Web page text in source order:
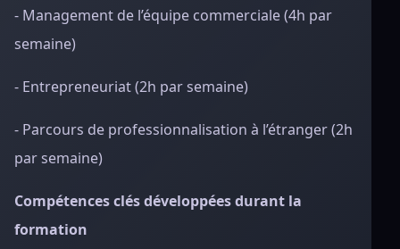
- Management de l’équipe commerciale (4h par
semaine)
- Entrepreneuriat (2h par semaine)
- Parcours de professionnalisation à l’étranger (2h
par semaine)
Compétences clés développées durant la
formation